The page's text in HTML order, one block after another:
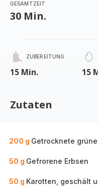
GESAMTZEIT
30 Min.
ZUBEREITUNG
15 Min. 15
Zutaten
200 g Getrocknete
50 g Gefrorene Erbsen
50 g Karotten, geschält